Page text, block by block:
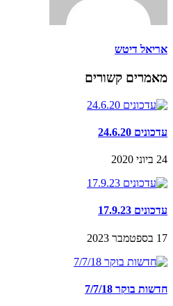
אריאל דיטש
מאמרים קשורים
עדכונים 24.6.20
24 ביוני 2020
עדכונים 17.9.23
17 בספטמבר 2023
חדשות בוקר 7/7/18